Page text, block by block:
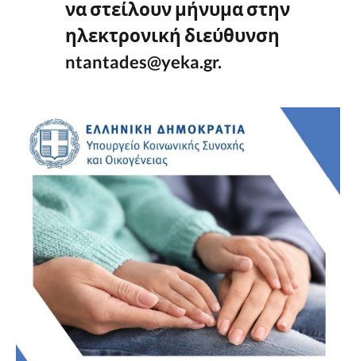
να στείλουν μήνυμα στην
ηλεκτρονική διεύθυνση
ntantades@yeka.gr.